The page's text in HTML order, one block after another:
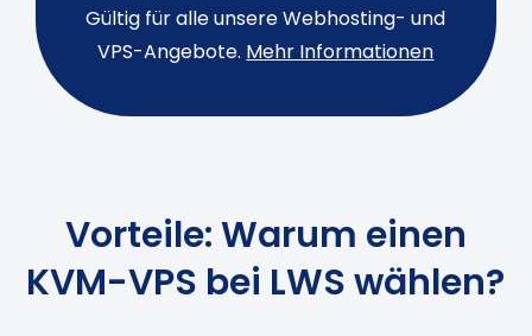
Gültig für alle unsere Webhosting- und
VPS-Angebote. Mehr Informationen
Vorteile: Warum einen
KVM-VPS bei LWS wählen?